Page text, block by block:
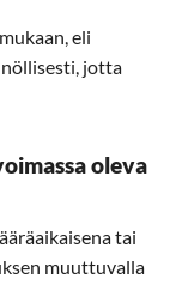
eli
jotta
oleva
tai
muuttuvalla